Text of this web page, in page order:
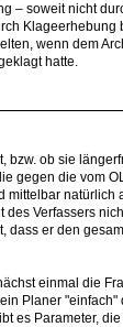
– soweit nicht
wenn dem
hatte.
bzw. ob sie
gegen die vom
mittelbar natürlich
Verfassers
dass er den
einmal die
Planer
es Parameter,